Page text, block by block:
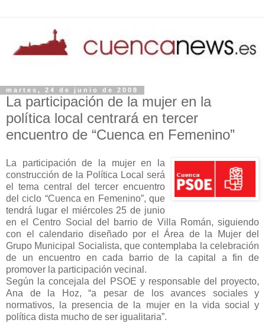
martes, 24 de junio de 2008
La participación de la mujer en la
política local centrará en tercer
encuentro de “Cuenca en Femenino”
La participación de la mujer en la
construcción de la Política Local será
el tema central del tercer encuentro
del ciclo “Cuenca en Femenino”, que
tendrá lugar el miércoles 25 de junio
en el Centro Social del barrio de Villa Román, siguiendo
con el calendario diseñado por el Área de la Mujer del
Grupo Municipal Socialista, que contemplaba la celebración
de un encuentro en cada barrio de la capital a fin de
promover la participación vecinal.
Según la concejala del PSOE y responsable del proyecto,
Ana de la Hoz, “a pesar de los avances sociales y
normativos, la presencia de la mujer en la vida social y
política dista mucho de ser igualitaria”.